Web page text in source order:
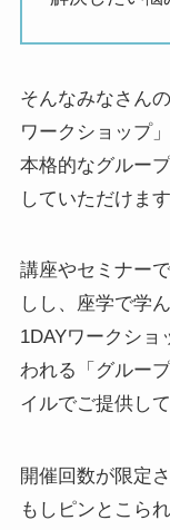
そんなみなさん
ワークショップ」
本格的なグルー
していただけま
講座やセミナー
しし、座学で学
1DAYワークシ
われる「グルー
イルでご提供して
開催回数が限定
もしピンとこら